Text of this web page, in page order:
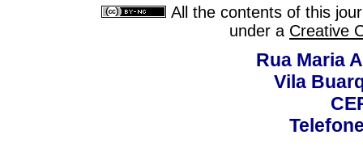
All the contents of this
under a Creative
Rua Maria
Vila